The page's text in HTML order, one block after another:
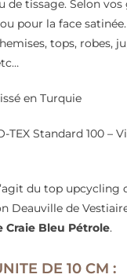
de tissage. Selon
pour la face
tops, robes,
en Turquie
TEX Standard 100 –
du top upcycling
Deauville de
Craie Bleu Pétrole.
DE 10 CM :